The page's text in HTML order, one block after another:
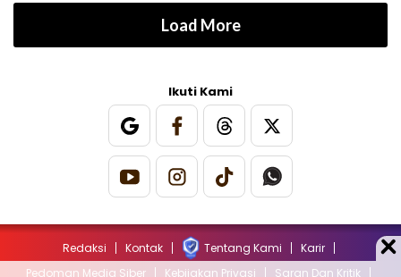
Load More
Ikuti Kami
Redaksi Kontak Tentang Kami
Karir
Pedoman Media Siber
Kebijakan Privasi Saran Dan Kritik